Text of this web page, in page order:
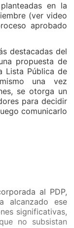
en la
(ver video
aprobado
destacadas del
propuesta de
Lista Pública de
una vez
se otorga un
para decidir
comunicarlo
al PDP,
alcanzado ese
significativas,
no subsistan